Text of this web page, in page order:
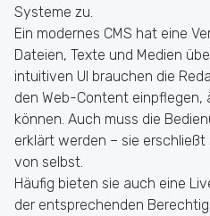
Systeme zu.
Ein modernes CMS hat eine
Dateien, Texte und Medien
intuitiven UI brauchen die
den Web-Content einpflegen,
können. Auch muss die
erklärt werden – sie
von selbst.
Häufig bieten sie auch eine
der entsprechenden